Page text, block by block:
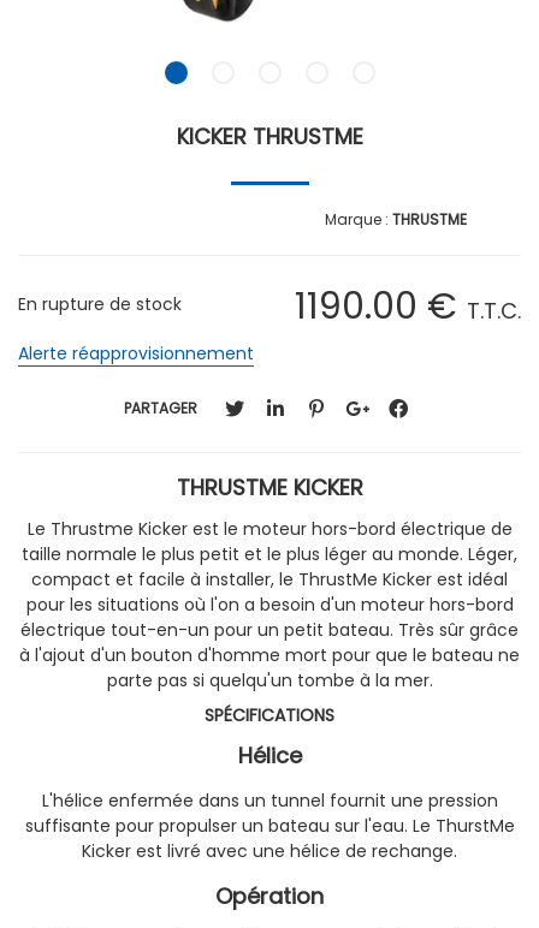
KICKER THRUSTME
THRUSTME
1190.00 € T.T.C.
En rupture de stock
Alerte réapprovisionnement
PARTAGER
THRUSTME KICKER
Le Thrustme Kicker est le moteur hors-bord électrique de
taille normale le plus petit et le plus léger au monde. Léger,
compact et facile à installer, le ThrustMe Kicker est idéal
pour les situations où l'on a besoin d'un moteur hors-bord
électrique tout-en-un pour un petit bateau. Très sûr grâce
à l'ajout d'un bouton d'homme mort pour que le bateau ne
parte pas si quelqu'un tombe à la mer.
SPÉCIFICATIONS
Hélice
L'hélice enfermée dans un tunnel fournit une pression
suffisante pour propulser un bateau sur l'eau. Le ThurstMe
Kicker est livré avec une hélice de rechange.
Opération